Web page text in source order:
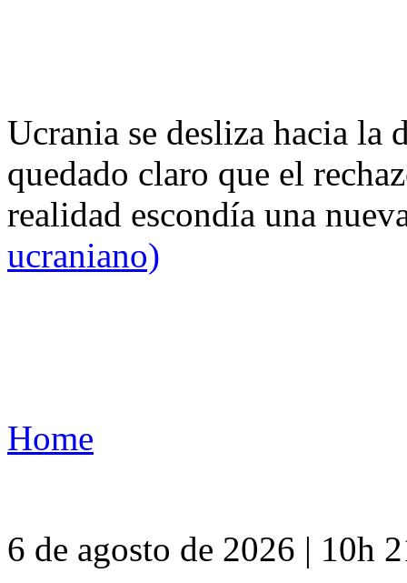
Ucrania se desliza hacia
quedado claro que el
realidad escondía una
ucraniano)
Home
6 de agosto de 2026 | 10h